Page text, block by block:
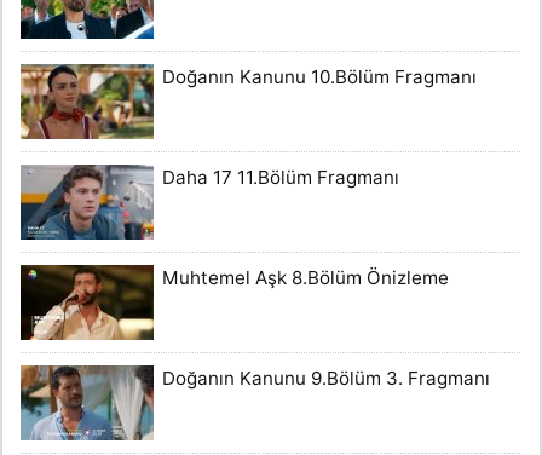
Doğanın Kanunu 10.Bölüm Fragmanı
Daha 17 11.Bölüm Fragmanı
Muhtemel Aşk 8.Bölüm Önizleme
Doğanın Kanunu 9.Bölüm 3. Fragmanı